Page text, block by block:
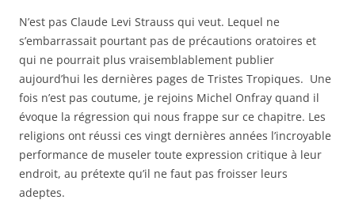
N’est pas Claude Levi Strauss qui veut. Lequel ne
s’embarrassait pourtant pas de précautions oratoires et
qui ne pourrait plus vraisemblablement publier
aujourd’hui les dernières pages de Tristes Tropiques. Une
fois n’est pas coutume, je rejoins Michel Onfray quand il
évoque la régression qui nous frappe sur ce chapitre. Les
religions ont réussi ces vingt dernières années l’incroyable
performance de museler toute expression critique à leur
endroit, au prétexte qu’il ne faut pas froisser leurs
adeptes.